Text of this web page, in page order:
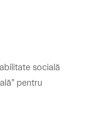
socială
pentru